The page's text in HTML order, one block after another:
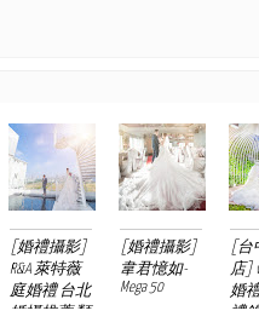
[婚禮攝影]
R&A 萊特薇
庭婚禮 台北
婚攝推薦 類
[婚禮攝影]
韋君憶如-
Mega 50
[台
店]
婚
禮